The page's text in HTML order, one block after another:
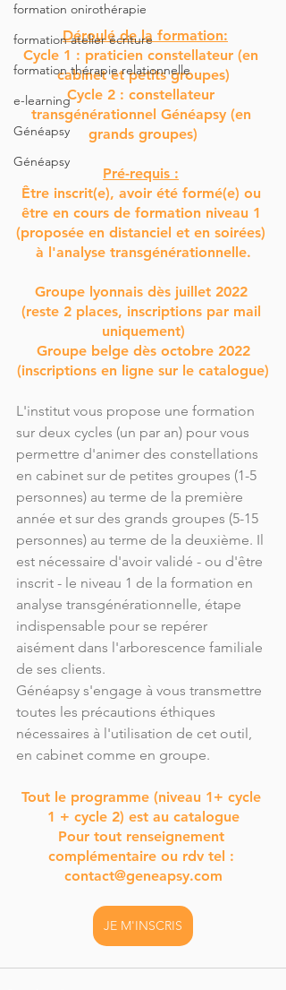
formation onirothérapie
formation atelier écriture
formation thérapie relationnelle
e-learning
Généapsy
Généapsy
Déroulé de la formation:
Cycle 1 : praticien constellateur (en
cabinet et petits groupes)
Cycle 2 : constellateur
transgénérationnel Généapsy (en
grands groupes)
Pré-requis :
Être inscrit(e), avoir été formé(e) ou
être en cours de formation niveau 1
(proposée en distanciel et en soirées)
à l'analyse transgénérationnelle.
Groupe lyonnais dès juillet 2022
(reste 2 places, inscriptions par mail
uniquement)
(inscriptions en ligne sur le catalogue)
L'institut vous propose une formation
sur deux cycles (un par an) pour vous
permettre d'animer des constellations
en cabinet sur de petites groupes (1-5
personnes) au terme de la première
année et sur des grands groupes (5-15
personnes) au terme de la deuxième. Il
est nécessaire d'avoir validé - ou d'être
inscrit - le niveau 1 de la formation en
analyse transgénérationnelle, étape
indispensable pour se repérer
aisément dans l'arborescence familiale
de ses clients.
Généapsy s'engage à vous transmettre
toutes les précautions éthiques
nécessaires à l'utilisation de cet outil,
en cabinet comme en groupe.
Tout le programme (niveau 1+ cycle
1 + cycle 2) est au catalogue
Pour tout renseignement
complémentaire ou rdv tel :
contact@geneapsy.com
JE M'INSCRIS